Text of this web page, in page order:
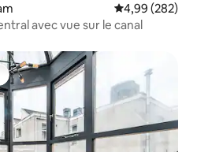
Évaluation
4,99 (282)
avec vue sur le canal